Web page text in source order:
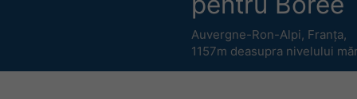
Auvergne-Ron-Alpi, Franța,
1157m deasupra nivelului